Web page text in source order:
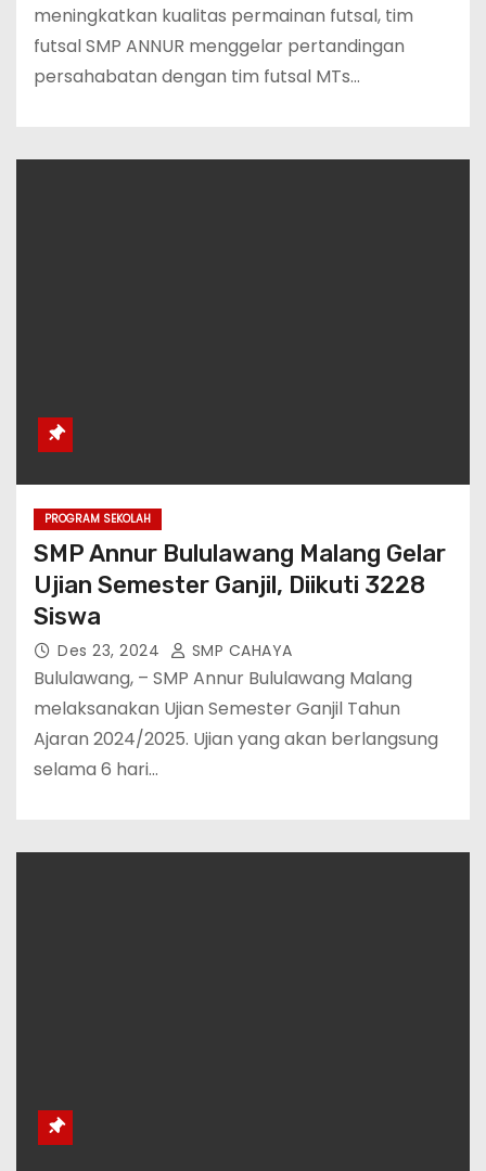
meningkatkan kualitas permainan futsal, tim
futsal SMP ANNUR menggelar pertandingan
persahabatan dengan tim futsal MTs…
PROGRAM SEKOLAH
SMP Annur Bululawang Malang Gelar
Ujian Semester Ganjil, Diikuti 3228
Siswa
Des 23, 2024 SMP CAHAYA
Bululawang, – SMP Annur Bululawang Malang
melaksanakan Ujian Semester Ganjil Tahun
Ajaran 2024/2025. Ujian yang akan berlangsung
selama 6 hari…